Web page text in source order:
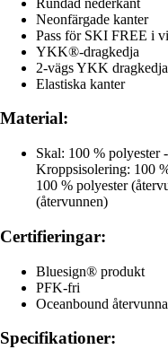
Neonfärgade kanter
Pass för SKI FREE i
YKK®-dragkedja
2-vägs YKK dragkedja
Elastiska kanter
Material:
Skal: 100 % polyester
Kroppsisolering: 100
100 % polyester
(återvunnen)
Certifieringar:
Bluesign® produkt
PFK-fri
Oceanbound
Specifikationer: